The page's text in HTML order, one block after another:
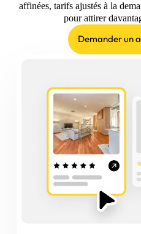
affinées, tarifs ajustés à la
pour attirer
Demander un